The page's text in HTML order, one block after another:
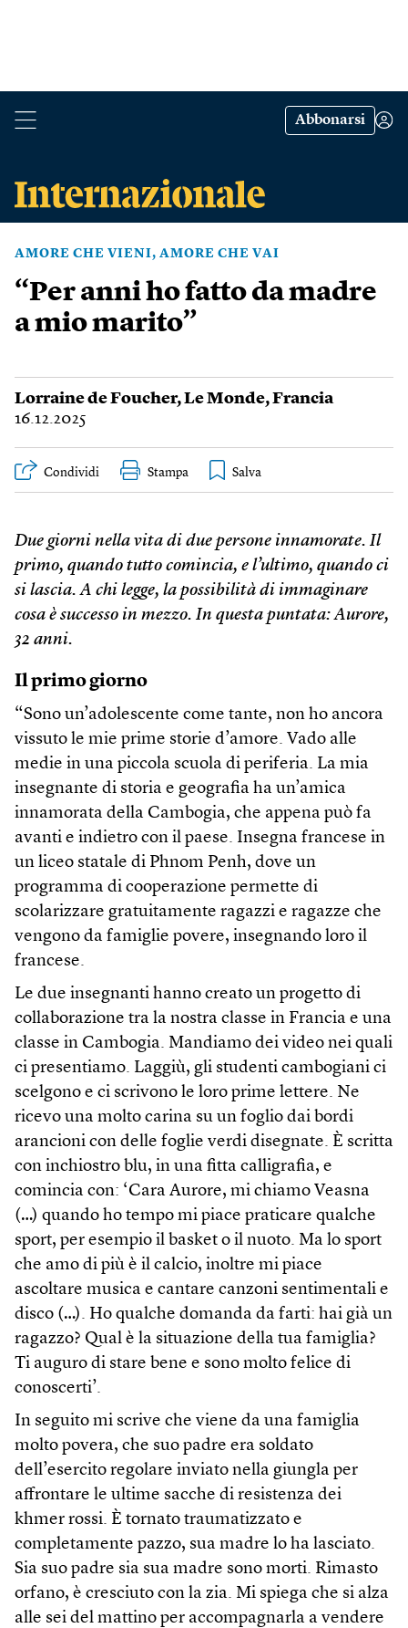
Abbonarsi
AMORE CHE VIENI, AMORE CHE VAI
“Per anni ho fatto da madre
a mio marito”
Lorraine de Foucher,Le Monde,Francia
16.12.2025
Condividi Stampa
Due giorni nella vita di due persone innamorate. Il
primo, quando tutto comincia, e l’ultimo, quando ci
si lascia. A chi legge, la possibilità di immaginare
cosa è successo in mezzo. In questa puntata: Aurore,
32 anni.
Il primo giorno
“Sono un’adolescente come tante, non ho ancora
vissuto le mie prime storie d’amore. Vado alle
medie in una piccola scuola di periferia. La mia
insegnante di storia e geografia ha un’amica
innamorata della Cambogia, che appena può fa
avanti e indietro con il paese. Insegna francese in
un liceo statale di Phnom Penh, dove un
programma di cooperazione permette di
scolarizzare gratuitamente ragazzi e ragazze che
vengono da famiglie povere, insegnando loro il
francese.
Le due insegnanti hanno creato un progetto di
collaborazione tra la nostra classe in Francia e una
classe in Cambogia. Mandiamo dei video nei quali
ci presentiamo. Laggiù, gli studenti cambogiani ci
scelgono e ci scrivono le loro prime lettere. Ne
ricevo una molto carina su un foglio dai bordi
arancioni con delle foglie verdi disegnate. È scritta
con inchiostro blu, in una fitta calligrafia, e
comincia con: ‘Cara Aurore, mi chiamo Veasna
(…) quando ho tempo mi piace praticare qualche
sport, per esempio il basket o il nuoto. Ma lo sport
che amo di più è il calcio, inoltre mi piace
ascoltare musica e cantare canzoni sentimentali e
disco (…). Ho qualche domanda da farti: hai già un
ragazzo? Qual è la situazione della tua famiglia?
Ti auguro di stare bene e sono molto felice di
conoscerti’.
In seguito mi scrive che viene da una famiglia
molto povera, che suo padre era soldato
dell’esercito regolare inviato nella giungla per
affrontare le ultime sacche di resistenza dei
khmer rossi. È tornato traumatizzato e
completamente pazzo, sua madre lo ha lasciato.
Sia suo padre sia sua madre sono morti. Rimasto
orfano, è cresciuto con la zia. Mi spiega che si alza
alle sei del mattino per accompagnarla a vendere